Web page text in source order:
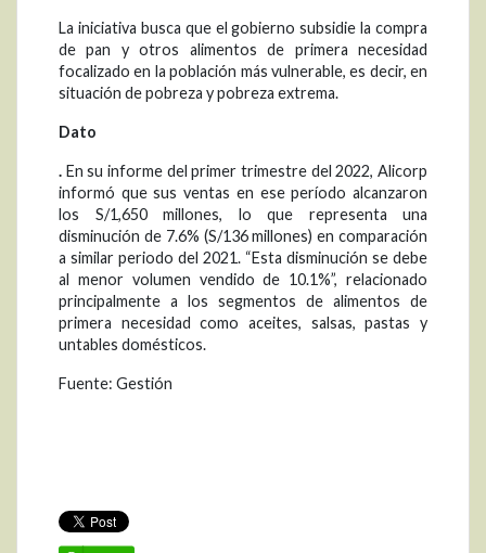
La iniciativa busca que el gobierno subsidie la compra
de pan y otros alimentos de primera necesidad
focalizado en la población más vulnerable, es decir, en
situación de pobreza y pobreza extrema.
Dato
. En su informe del primer trimestre del 2022, Alicorp
informó que sus ventas en ese período alcanzaron
los S/1,650 millones, lo que representa una
disminución de 7.6% (S/136 millones) en comparación
a similar periodo del 2021. “Esta disminución se debe
al menor volumen vendido de 10.1%”, relacionado
principalmente a los segmentos de alimentos de
primera necesidad como aceites, salsas, pastas y
untables domésticos.
Fuente: Gestión